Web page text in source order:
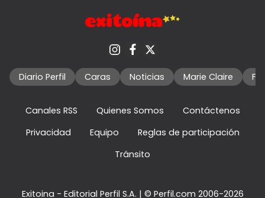
Diario Perfil Caras Noticias Marie Claire
Canales RSS Quienes Somos
Contáctenos
Privacidad
Equipo
Reglas de participación
Tránsito
Exitoina - Editorial Perfil S.A. | © Perfil.com 2006-2026